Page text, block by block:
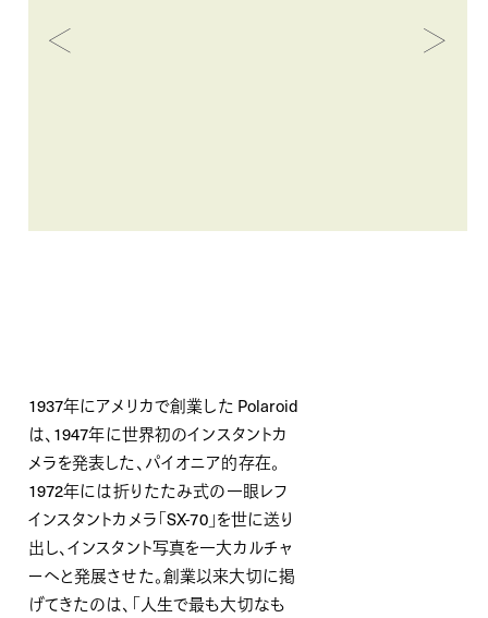
1937年にアメリカで創業した Polaroid
は、1947年に世界初のインスタントカ
メラを発表した、パイオニア的存在。
1972年には折りたたみ式の一眼レフ
インスタントカメラ「SX-70」を世に送り
出し、インスタント写真を一大カルチャ
ーへと発展させた。創業以来大切に掲
げてきたのは、「人生で最も大切なも